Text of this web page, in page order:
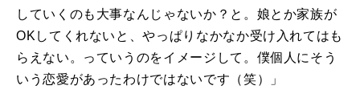
していくのも大事なんじゃないか？と。娘とか家族が
OKしてくれないと、やっぱりなかなか受け入れてはも
らえない。っていうのをイメージして。僕個人にそう
いう恋愛があったわけではないです（笑）」